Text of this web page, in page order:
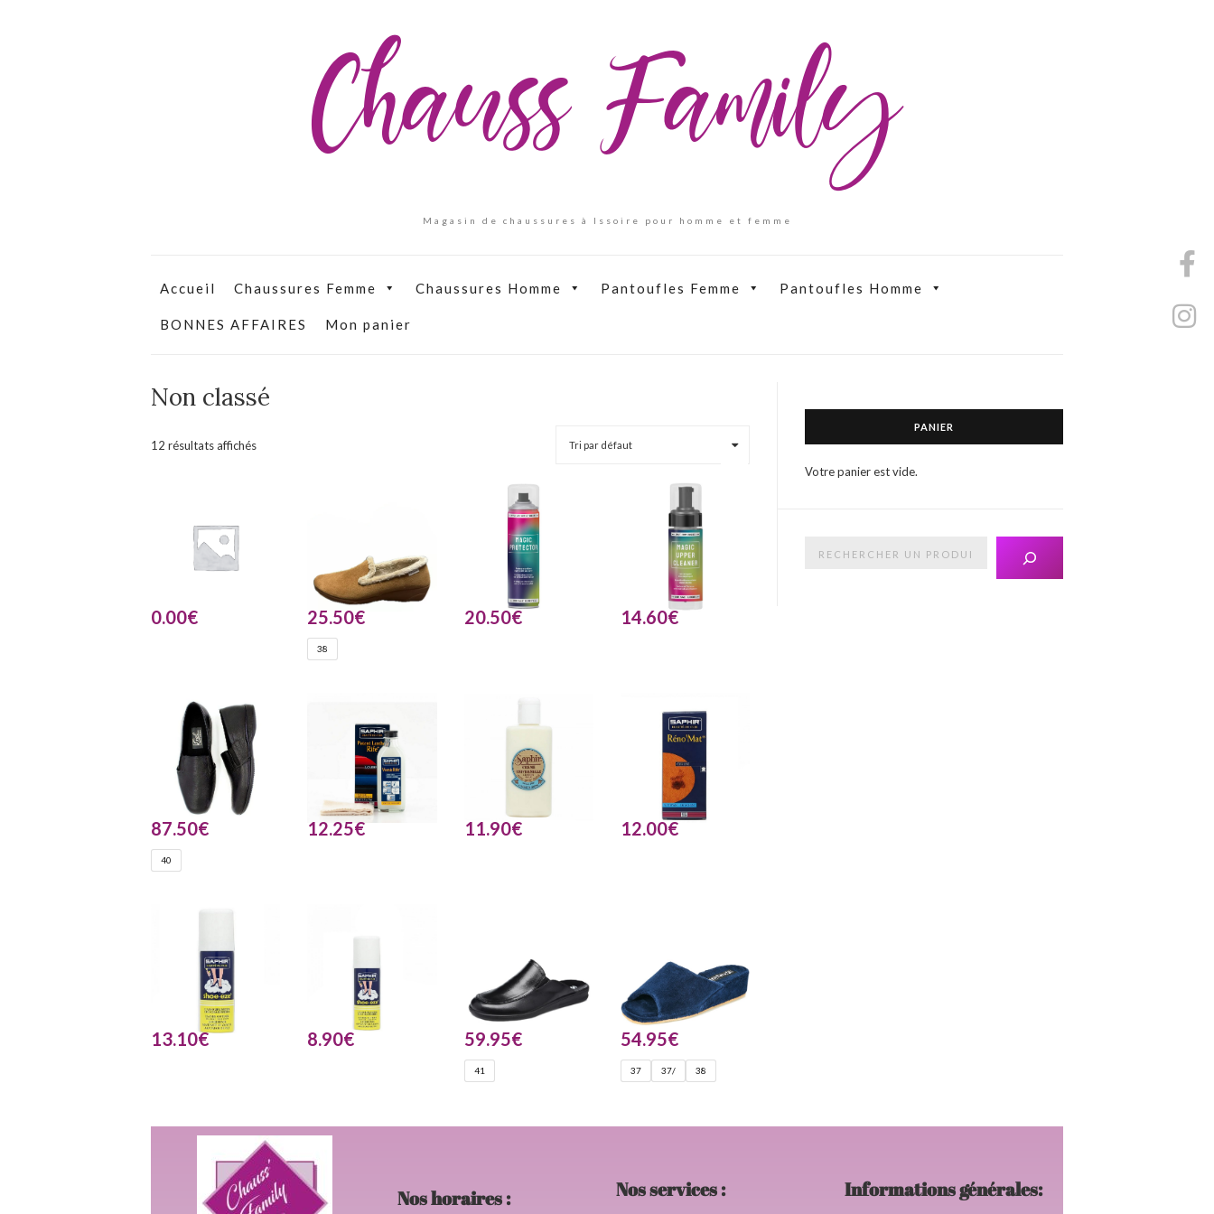
Chauss Family
Magasin de chaussures à Issoire pour homme et femme
Accueil Chaussures Femme Chaussures Homme Pantoufles Femme Pantoufles Homme
BONNES AFFAIRES Mon panier
Non classé
12 résultats affichés
0.00€ 25.50€
38
20.50€ 14.60€
87.50€
40
12.25€ 11.90€ 12.00€
13.10€ 8.90€ 59.95€
41
54.95€
37 37/ 38
PANIER
Votre panier est vide.
Nos horaires : Nos services : Informations générales: